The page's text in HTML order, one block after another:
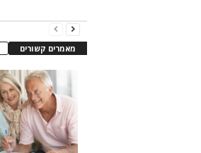
מאמרים קשורים